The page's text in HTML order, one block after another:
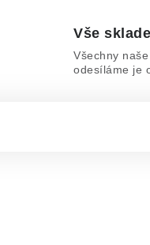
Vše
Všechny
odesíláme je